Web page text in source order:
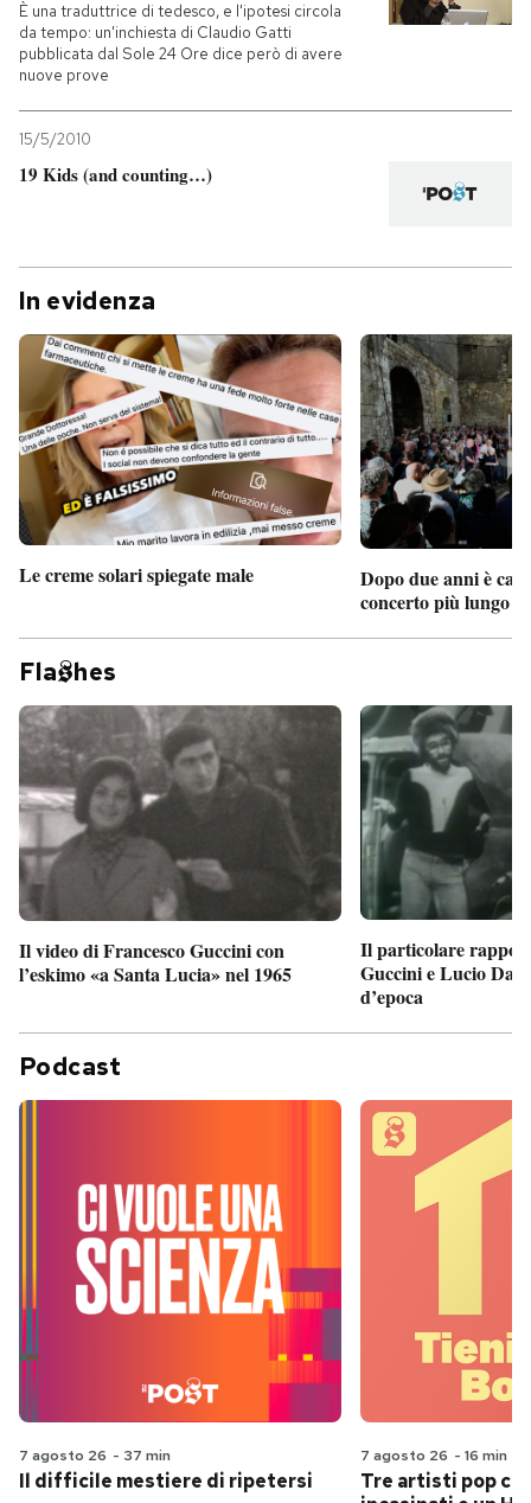
È una traduttrice di tedesco, e l'ipotesi circola
da tempo: un'inchiesta di Claudio Gatti
pubblicata dal Sole 24 Ore dice però di avere
nuove prove
15/5/2010
19 Kids (and counting…)
In evidenza
Le creme solari spiegate male
Dopo due anni è
concerto più lungo
Fla hes
Il video di Francesco Guccini con
l’eskimo «a Santa Lucia» nel 1965
Il particolare
Guccini e Lucio
d’epoca
Podcast
7 agosto 26 - 37 min
Il difficile mestiere di ripetersi
7 agosto 26 - 16 min
Tre artisti pop